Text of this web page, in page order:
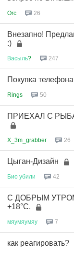
Orc 26
Внезапно!
:)
Васыль? 247
Покупка
Rings 50
ПРИЕХАЛ С
X_3m_grabber 26
Цыган-Дизайн
Био убили 42
С ДОБРЫМ
+18°C.
мяумяумяу 7
как реагировать?